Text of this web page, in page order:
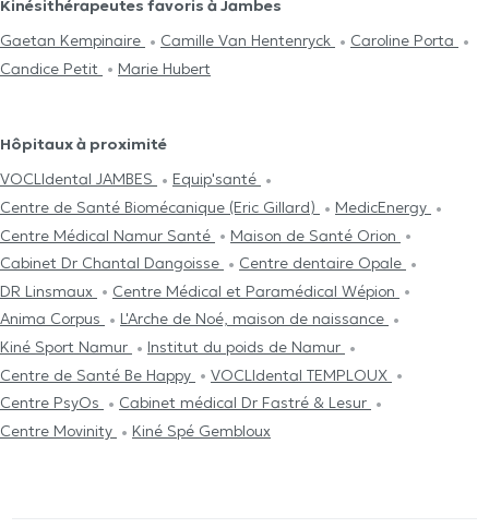
Kinésithérapeutes favoris à Jambes
Gaetan Kempinaire
Camille Van Hentenryck
Caroline Porta
Candice Petit
Marie Hubert
Hôpitaux à proximité
VOCLIdental JAMBES
Equip'santé
Centre de Santé Biomécanique (Eric Gillard)
MedicEnergy
Centre Médical Namur Santé
Maison de Santé Orion
Cabinet Dr Chantal Dangoisse
Centre dentaire Opale
DR Linsmaux
Centre Médical et Paramédical Wépion
Anima Corpus
L'Arche de Noé, maison de naissance
Kiné Sport Namur
Institut du poids de Namur
Centre de Santé Be Happy
VOCLIdental TEMPLOUX
Centre PsyOs
Cabinet médical Dr Fastré & Lesur
Centre Movinity
Kiné Spé Gembloux